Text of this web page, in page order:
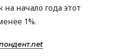
на начало года этот
1%.